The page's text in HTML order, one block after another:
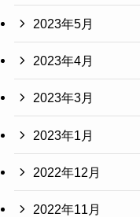
2023年5月
2023年4月
2023年3月
2023年1月
2022年12月
2022年11月